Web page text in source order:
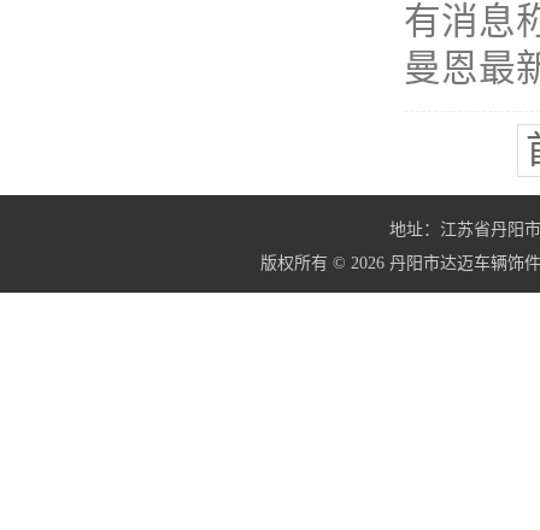
有消息
曼恩最
地址：江苏省丹阳
版权所有 © 2026 丹阳市达迈车辆饰